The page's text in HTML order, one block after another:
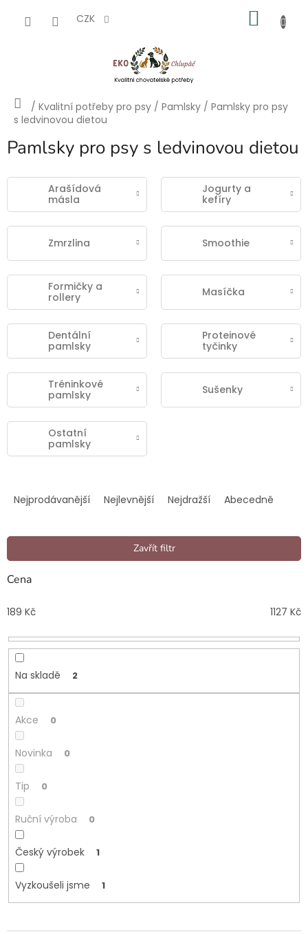
CZK
Domů
/ Kvalitní potřeby pro psy / Pamlsky / Pamlsky pro psy
s ledvinovou dietou
Pamlsky pro psy s ledvinovou dietou
Arašídová
másla
Jogurty a
kefíry
Zmrzlina Smoothie
Formičky a
rollery
Masíčka
Dentální
pamlsky
Proteinové
tyčinky
Tréninkové
pamlsky
Sušenky
Ostatní
pamlsky
n
í
p
r
o
d
u
k
Nejprodávanější Nejlevnější Nejdražší Abecedně
Zavřít filtr
Cena
189 Kč 1127 Kč
Na skladě 2
Akce 0
Novinka 0
Tip 0
Ruční výroba 0
Český výrobek 1
Vyzkoušeli jsme 1